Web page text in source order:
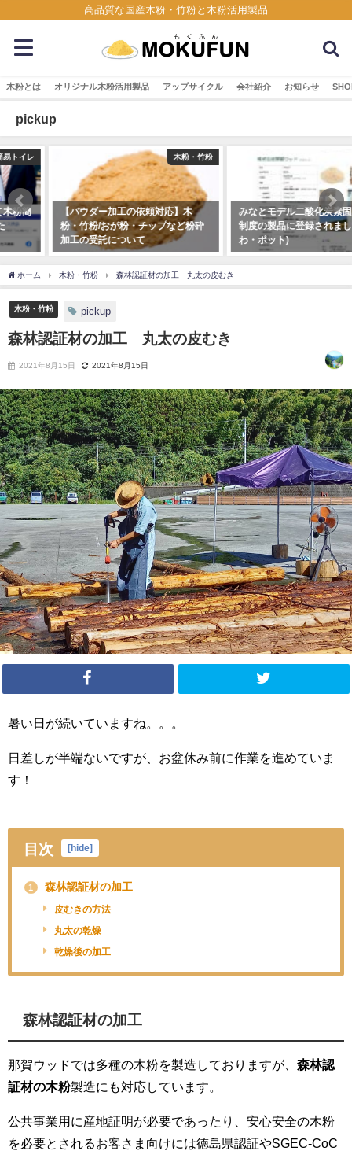
高品質な国産木粉・竹粉と木粉活用製品
木粉とは オリジナル木粉活用製品 アップサイクル 会社紹介 お知らせ
pickup
木粉・竹粉
【パウダー加工の依頼対応】木
粉・竹粉/おが粉・チップなど粉砕
加工の受託について
みなとモデル二酸化炭素固定認証
制度の製品に登録されました(うち
わ・ポット)
ホーム 木粉・竹粉 森林認証材の加工 丸太の皮むき
木粉・竹粉 pickup
森林認証材の加工 丸太の皮むき
2021年8月15日 2021年8月15日
暑い日が続いていますね。。。
日差しが半端ないですが、お盆休み前に作業を進めていま
す！
目次 [hide]
1 森林認証材の加工
皮むきの方法
丸太の乾燥
乾燥後の加工
森林認証材の加工
那賀ウッドでは多種の木粉を製造しておりますが、 森林認
証材の木粉製造にも対応しています。
公共事業用に産地証明が必要であったり、安心安全の木粉
を必要とされるお客さま向けには徳島県認証やSGEC-CoC